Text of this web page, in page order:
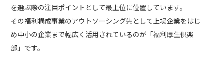
を選ぶ際の注目ポイントとして最上位に位置しています。
その福利構成事業のアウトソーシング先として上場企業をはじ
め中小の企業まで幅広く活用されているのが「福利厚生倶楽
部」です。